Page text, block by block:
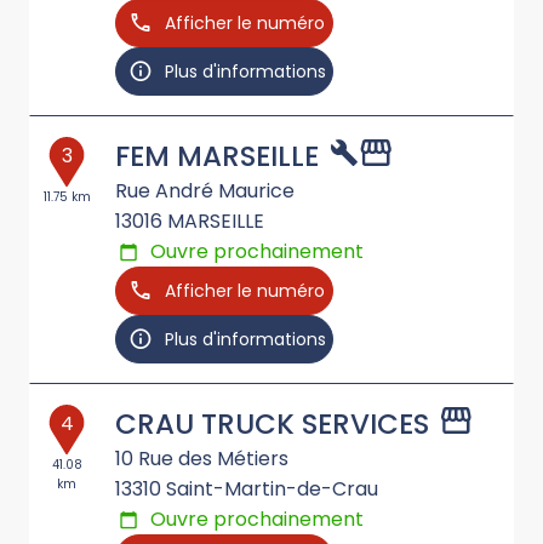
Afficher le numéro
Plus d'informations
3
11.75 km
FEM MARSEILLE
Rue André Maurice
13016 MARSEILLE
Ouvre prochainement
Afficher le numéro
Plus d'informations
4
41.08
km
CRAU TRUCK SERVICES
10 Rue des Métiers
13310Saint-Martin-de-Crau
Ouvre prochainement